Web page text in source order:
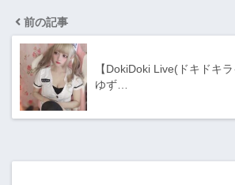
前の記事
【DokiDoki Live(ドキドキ
ゆず…